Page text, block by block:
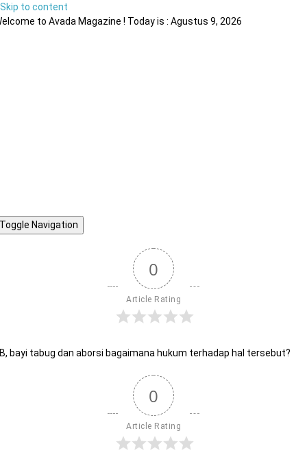
Skip to content
to Avada Magazine ! Today is : Agustus 9, 2026
Toggle Navigation
0
Article Rating
bayi tabug dan aborsi bagaimana hukum terhadap hal tersebut?
0
Article Rating